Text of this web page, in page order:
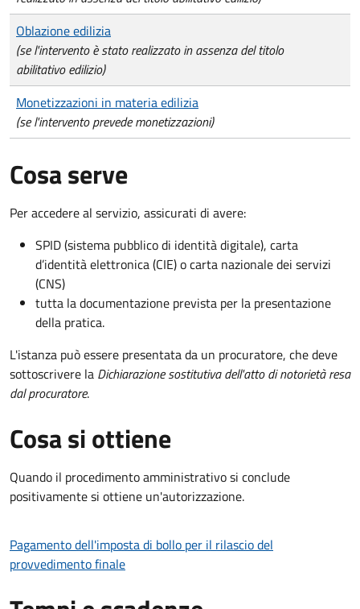
Oblazione edilizia
(se l'intervento è stato realizzato in assenza del titolo
abilitativo edilizio)
Monetizzazioni in materia edilizia
(se l'intervento prevede monetizzazioni)
Cosa serve
Per accedere al servizio, assicurati di avere:
SPID (sistema pubblico di identità digitale), carta
d’identità elettronica (CIE) o carta nazionale dei servizi
(CNS)
tutta la documentazione prevista per la presentazione
della pratica.
L'istanza può essere presentata da un procuratore, che deve
sottoscrivere la Dichiarazione sostitutiva dell'atto di notorietà resa
dal procuratore.
Cosa si ottiene
Quando il procedimento amministrativo si conclude
positivamente si ottiene un'autorizzazione.
Pagamento dell'imposta di bollo per il rilascio del
provvedimento finale